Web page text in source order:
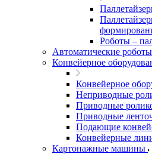
Роботы –
Автоматические
Конвейерное
Конвейерное
Неприводные
Приводные
Приводные
Подающие
Конвейерные
Картонажные машины